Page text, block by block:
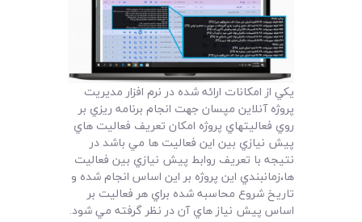
يکي از امکانات ارائه شده در نرم افزار مديريت
پروژه آنلاين مپسان جهت انجام برنامه ريزي بر
روي فعاليتهاي پروژه امکان تعريف فعاليت هاي
پيش نيازي بين اين فعاليت ها مي باشد در
نتيجه با تعريف روابط پيش نيازي بين فعاليت
ها،زمانبندي اين پروژه بر اين اساس انجام شده و
تاريخ شروع محاسبه شده براي هر فعاليت بر
اساس پيش نياز هاي آن در نظر گرفته مي شود.